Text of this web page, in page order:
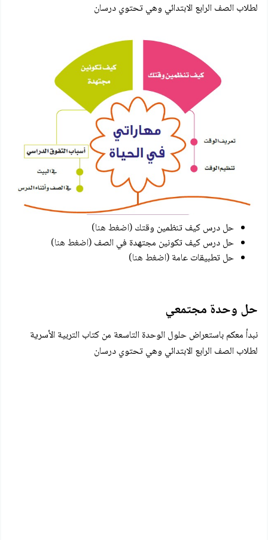
لطلاب الصف الرابع الابتدائي وهي تحتوي درسان
حل درس كيف تنظمين وقتك(اضغط هنا)
حل درس كيف تكونين مجتهدة في الصف(اضغط هنا)
حل تطبيقات عامة(اضغط هنا)
حل وحدة مجتمعي
نبدأ معكم باستعراض حلول الوحدة التاسعة من كتاب التربية الأسرية
لطلاب الصف الرابع الابتدائي وهي تحتوي درسان